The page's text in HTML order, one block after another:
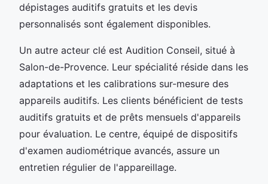
dépistages auditifs gratuits et les devis
personnalisés sont également disponibles.
Un autre acteur clé est Audition Conseil, situé à
Salon-de-Provence. Leur spécialité réside dans les
adaptations et les calibrations sur-mesure des
appareils auditifs. Les clients bénéficient de tests
auditifs gratuits et de prêts mensuels d'appareils
pour évaluation. Le centre, équipé de dispositifs
d'examen audiométrique avancés, assure un
entretien régulier de l'appareillage.